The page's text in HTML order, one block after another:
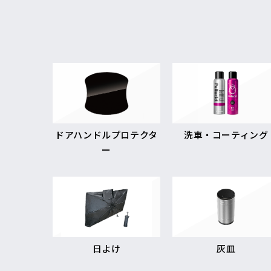
ドアハンドルプロテクタ
ー
洗車・コーティング
日よけ 灰皿